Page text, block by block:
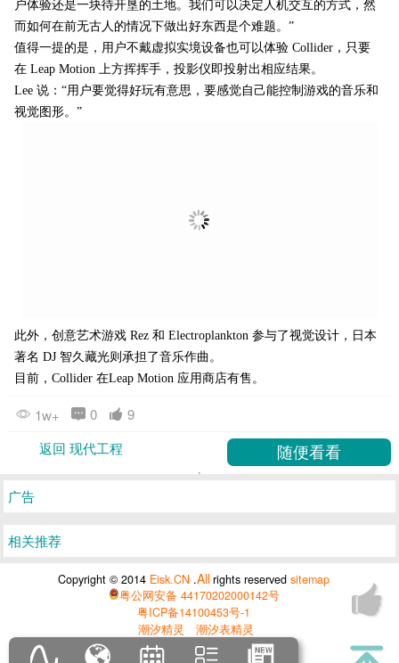
户体验还是一块待开垦的土地。我们可以决定人机交互的方式，然
而如何在前无古人的情况下做出好东西是个难题。”
值得一提的是，用户不戴虚拟实境设备也可以体验 Collider，只要
在 Leap Motion 上方挥挥手，投影仪即投射出相应结果。
Lee 说：“用户要觉得好玩有意思，要感觉自己能控制游戏的音乐和
视觉图形。”
此外，创意艺术游戏 Rez 和 Electroplankton 参与了视觉设计，日本
著名 DJ 智久藏光则承担了音乐作曲。
目前，Collider 在Leap Motion 应用商店有售。
1w+ 0
9
返回 现代工程
广告
相关推荐
Copyright © 2014 Eisk.CN .Allrights reservedsitemap
粤公网安备 44170202000142号
粤ICP备14100453号-1
潮汐精灵
潮汐表精灵